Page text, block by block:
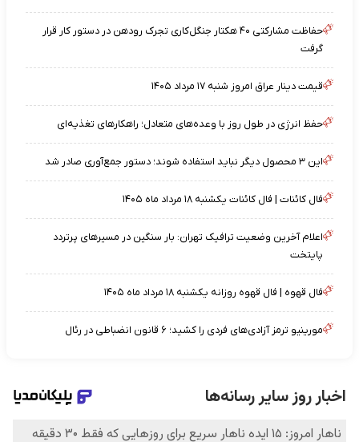
حفاظت مشارکتی ۴۰ هکتار جنگل‌کاری تجرک رودهن در دستور کار قرار
گرفت
قیمت دینار عراق امروز شنبه ۱۷ مرداد ۱۴۰۵
حفظ انرژی در طول روز با وعده‌های متعادل؛ راهکارهای تغذیه‌ای
این ۳ محصول دیگر نباید استفاده شوند؛ دستور جمع‌آوری صادر شد
فال کائنات | فال کائنات یکشنبه ۱۸ مرداد ماه ۱۴۰۵
اعلام آخرین وضعیت ترافیک تهران: بار سنگین در مسیرهای پرتردد
پایتخت
فال قهوه | فال قهوه روزانه یکشنبه ۱۸ مرداد ماه ۱۴۰۵
مورینیو ترمز آزادی‌های فردی را کشید؛ ۶ قانون انضباطی در رئال